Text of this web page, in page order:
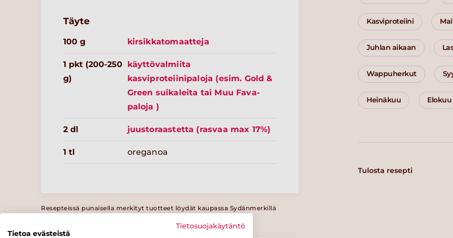
Täyte
100 g kirsikkatomaatteja
1 pkt (200-250
g)
käyttövalmiita
kasviproteiinipaloja (esim. Gold &
Green suikaleita tai Muu Fava-
paloja )
2 dl juustoraastetta (rasvaa max 17%)
1 tl oreganoa
Resepteissä punaisella merkityt tuotteet löydät kaupassa Sydänmerkillä
Kasviproteiini
Juhlan aikaan
Wappuherkut
Heinäkuu Elokuu
Tulosta resepti
Tietosuojakäytäntö
Tietoa evästeistä